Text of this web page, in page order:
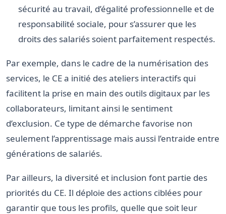
sécurité au travail, d’égalité professionnelle et de
responsabilité sociale, pour s’assurer que les
droits des salariés soient parfaitement respectés.
Par exemple, dans le cadre de la numérisation des
services, le CE a initié des ateliers interactifs qui
facilitent la prise en main des outils digitaux par les
collaborateurs, limitant ainsi le sentiment
d’exclusion. Ce type de démarche favorise non
seulement l’apprentissage mais aussi l’entraide entre
générations de salariés.
Par ailleurs, la diversité et inclusion font partie des
priorités du CE. Il déploie des actions ciblées pour
garantir que tous les profils, quelle que soit leur